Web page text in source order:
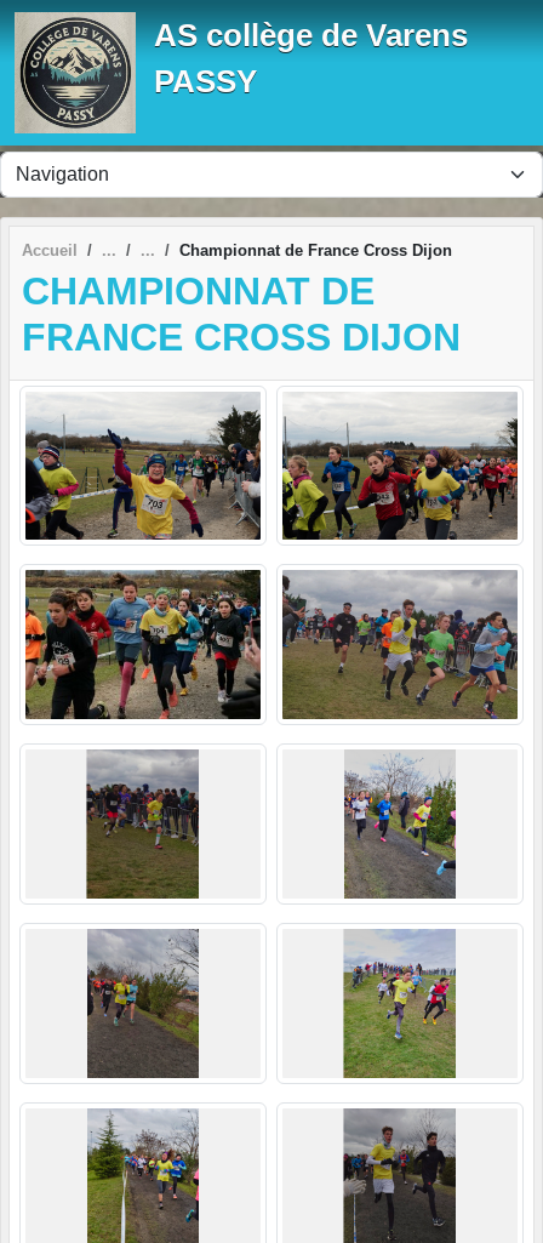
AS collège de Varens
PASSY
Accueil Championnat de France Cross Dijon
CHAMPIONNAT DE
FRANCE CROSS DIJON
Panneau de gestion des cookies